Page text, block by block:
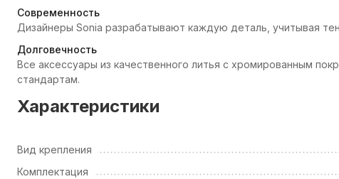
Современность
Дизайнеры Sonia разрабатывают каждую деталь, учитывая
Долговечность
Все аксессуары из качественного литья с хромированным
стандартам.
Характеристики
Вид крепления
Комплектация